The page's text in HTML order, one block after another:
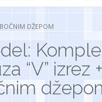
DŽEPOM
“V”